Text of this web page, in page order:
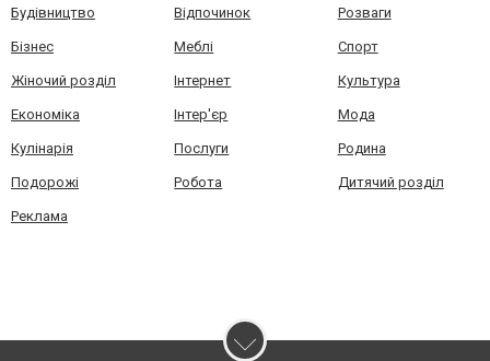
Будівництво Відпочинок Розваги
Бізнес Меблі Спорт
Жіночий розділ Інтернет Культура
Економіка Інтер'єр Мода
Кулінарія Послуги Родина
Подорожі Робота Дитячий розділ
Реклама